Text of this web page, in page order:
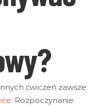
ćwiczeń zawsze
. Rozpoczynanie